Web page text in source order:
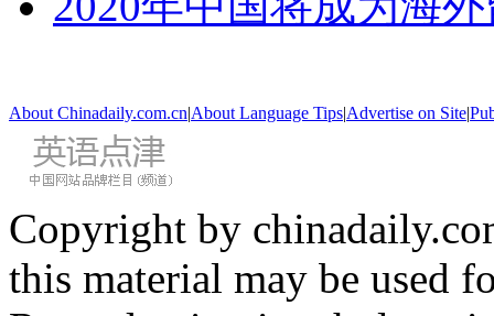
About Chinadaily.com.cn|About Language Tips|Advertise on Site|
Copyright by
this material may be used